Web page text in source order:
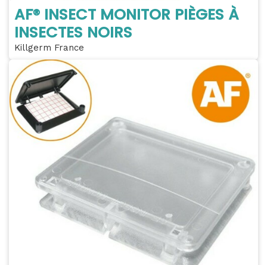
AF® INSECT MONITOR PIÈGES À
INSECTES NOIRS
Killgerm France